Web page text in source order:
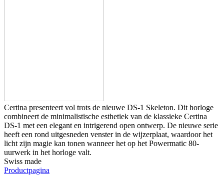
Certina presenteert vol trots de nieuwe DS-1 Skeleton. Dit horloge
combineert de minimalistische esthetiek van de klassieke Certina
DS-1 met een elegant en intrigerend open ontwerp. De nieuwe serie
heeft een rond uitgesneden venster in de wijzerplaat, waardoor het
licht zijn magie kan tonen wanneer het op het Powermatic 80-
uurwerk in het horloge valt.
Swiss made
Productpagina